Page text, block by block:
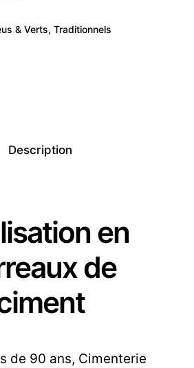
& Verts, Traditionnels
Description
en
de
de 90 ans, Cimenterie